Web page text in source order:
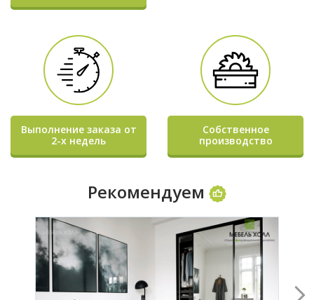
Выполнение заказа от
2-х недель
Собственное
производство
Рекомендуем